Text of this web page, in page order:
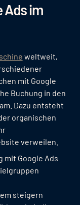
Ads im
weltweit,
mit Google
Buchung in den
Dazu entsteht
organischen
verweilen.
mit Google Ads
steigern